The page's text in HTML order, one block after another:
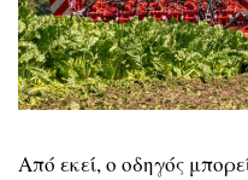
Από εκεί, ο οδηγός